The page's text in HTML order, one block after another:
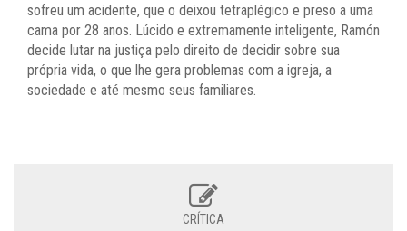
sofreu um acidente, que o deixou tetraplégico e preso a uma
cama por 28 anos. Lúcido e extremamente inteligente, Ramón
decide lutar na justiça pelo direito de decidir sobre sua
própria vida, o que lhe gera problemas com a igreja, a
sociedade e até mesmo seus familiares.
CRÍTICA